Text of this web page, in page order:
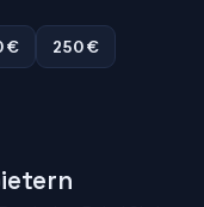
€
250 €